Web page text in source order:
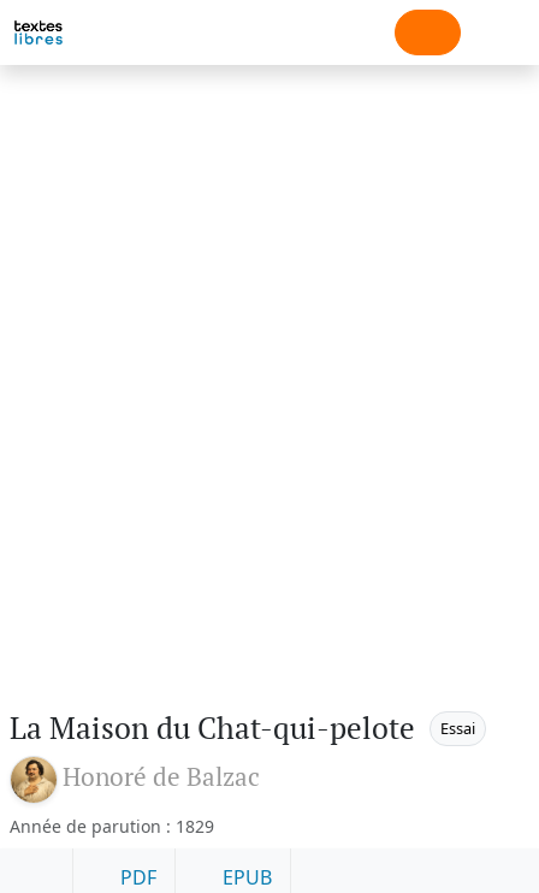
La Maison du Chat-qui-pelote Essai
Honoré de Balzac
Année de parution : 1829
PDF EPUB